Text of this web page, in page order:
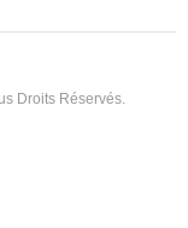
Droits Réservés.